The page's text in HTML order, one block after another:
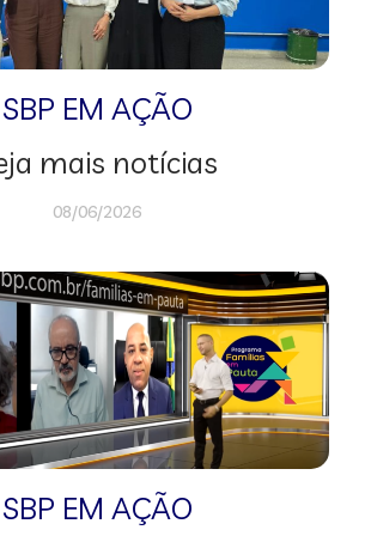
SBP EM AÇÃO
mais notícias
08/06/2026
SBP EM AÇÃO